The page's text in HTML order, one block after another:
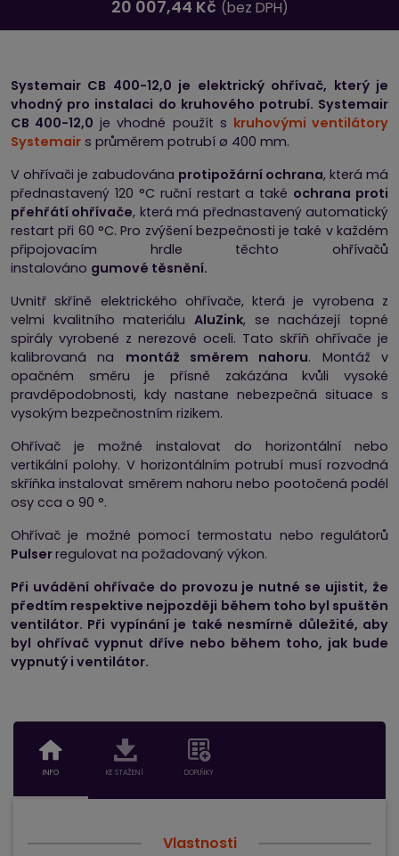
20 007,44 Kč (bez DPH)
Systemair CB 400-12,0 je elektrický ohřívač, který je
vhodný pro instalaci do kruhového potrubí. Systemair
CB 400-12,0 je vhodné použít s kruhovými ventilátory
Systemair s průměrem potrubí ø 400 mm.
V ohřívači je zabudována protipožární ochrana, která má
přednastavený 120 °C ruční restart a také ochrana proti
přehřátí ohřívače, která má přednastavený automatický
restart při 60 °C. Pro zvýšení bezpečnosti je také v každém
připojovacím hrdle těchto ohřívačů
instalováno gumové těsnění.
Uvnitř skříně elektrického ohřívače, která je vyrobena z
velmi kvalitního materiálu AluZink, se nacházejí topné
spirály vyrobené z nerezové oceli. Tato skříň ohřívače je
kalibrovaná na montáž směrem nahoru. Montáž v
opačném směru je přísně zakázána kvůli vysoké
pravděpodobnosti, kdy nastane nebezpečná situace s
vysokým bezpečnostním rizikem.
Ohřívač je možné instalovat do horizontální nebo
vertikální polohy. V horizontálním potrubí musí rozvodná
skříňka instalovat směrem nahoru nebo pootočená podél
osy cca o 90 °.
Ohřívač je možné pomocí termostatu nebo regulátorů
Pulserregulovat na požadovaný výkon.
Při uvádění ohřívače do provozu je nutné se ujistit, že
předtím respektive nejpozději během toho byl spuštěn
ventilátor. Při vypínání je také nesmírně důležité, aby
byl ohřívač vypnut dříve nebo během toho, jak bude
vypnutý i ventilátor.
INFO KE STAŽENÍ DOPLŇKY
Vlastnosti